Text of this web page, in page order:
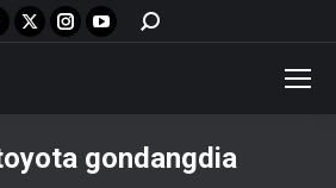
Facebook
page
window
X
page
new
window
Instagram
page
window
YouTube
page
window
Search:
gondangdia